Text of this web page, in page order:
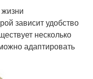
зависит удобство
несколько
адаптировать